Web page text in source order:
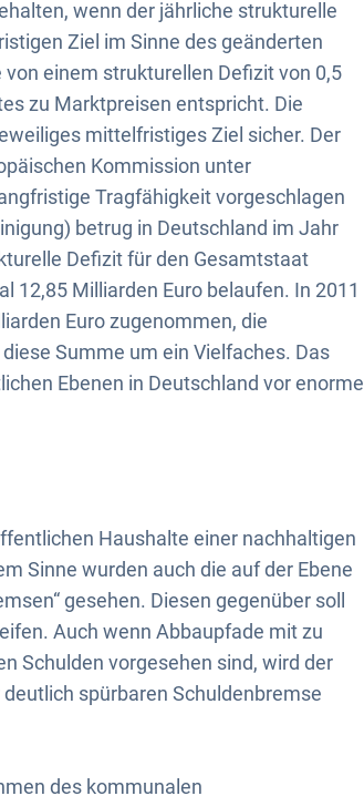
wenn der jährliche strukturelle
Ziel im Sinne des geänderten
einem strukturellen Defizit von 0,5
zu Marktpreisen entspricht. Die
mittelfristiges Ziel sicher. Der
Kommission unter
Tragfähigkeit vorgeschlagen
betrug in Deutschland im Jahr
Defizit für den Gesamtstaat
12,85 Milliarden Euro belaufen. In 2011
Euro zugenommen, die
Summe um ein Vielfaches. Das
Ebenen in Deutschland vor enorme
Haushalte einer nachhaltigen
Sinne wurden auch die auf der Ebene
gesehen. Diesen gegenüber soll
Auch wenn Abbaupfade mit zu
Schulden vorgesehen sind, wird der
spürbaren Schuldenbremse
des kommunalen